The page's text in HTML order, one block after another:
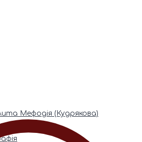
Мефодія (Кудрякова)